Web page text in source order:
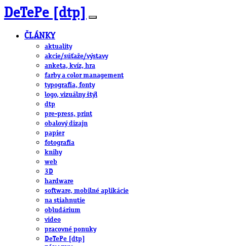
DeTePe [dtp]
ČLÁNKY
aktuality
akcie/súťaže/výstavy
anketa, kvíz, hra
farby a color management
typografia, fonty
logo, vizuálny štýl
dtp
pre-press, print
obalový dizajn
papier
fotografia
knihy
web
3D
hardware
software, mobilné aplikácie
na stiahnutie
obludárium
video
pracovné ponuky
DeTePe [dtp]